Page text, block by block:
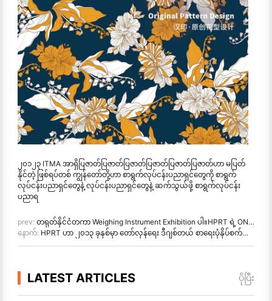
၂၀၁၂၃ ITMA အာရှိပြဇာတ်ပြဇာတ်ပြဇာတ်ပြဇာတ်ပြဇာတ်ပြဇာတ်ဟာ မပြတ်
နိုင်တဲ့ ဖြစ်ရပ်တစ် ကျွန်တော်တို့ဟာ စာရွက်လုပ်ငန်းပညာရှင်တွေကို စာရွက်
လုပ်ငန်းပညာရှင်တွေနဲ့ လုပ်ငန်းပညာရှင်တွေနဲ့ ဆက်သွယ်ဖို့ စာရွက်လုပ်ငန်း
ပညာရ
prev: တရုတ်နိုင်ငံတကာ Weighing Instrument Exhibition ပါ။HPRT ရဲ့ ONEPLUSONE" Elevates Commercial Weighing Scales with Smart Technology
နောက်: HPRT ဟာ ၂၀၁၃ ခုနှစ်မှာ တော်လှန်ရေး ဒီဂျစ်တယ် စာရေးပုံနှိပ်စက်တွေကို ဖော်ပြပါတယ်။
LATEST ARTICLES ပိုပြီး